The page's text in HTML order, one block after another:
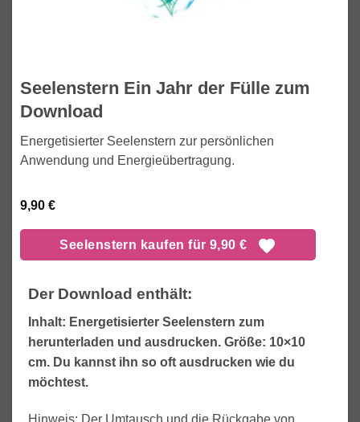
Seelenstern Ein Jahr der Fülle zum
Download
Energetisierter Seelenstern zur persönlichen
Anwendung und Energieübertragung.
9,90 €
Seelenstern kaufen für 9,90 €
Der Download enthält:
Inhalt: Energetisierter Seelenstern zum
herunterladen und ausdrucken. Größe: 10×10
cm. Du kannst ihn so oft ausdrucken wie du
möchtest.
Hinweis: Der Umtausch und die Rückgabe von